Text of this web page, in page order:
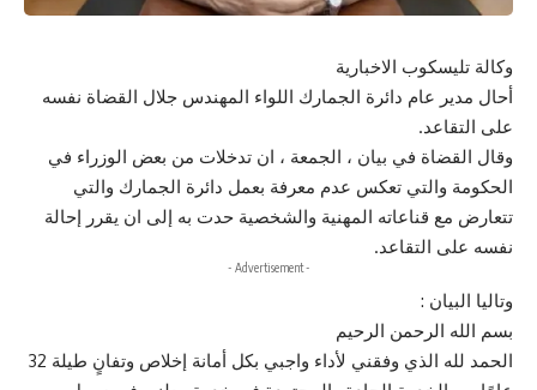
وكالة تليسكوب الاخبارية
أحال مدير عام دائرة الجمارك اللواء المهندس جلال القضاة نفسه
على التقاعد.
وقال القضاة في بيان ، الجمعة ، ان تدخلات من بعض الوزراء في
الحكومة والتي تعكس عدم معرفة بعمل دائرة الجمارك والتي
تتعارض مع قناعاته المهنية والشخصية حدت به إلى ان يقرر إحالة
نفسه على التقاعد.
- Advertisement -
وتاليا البيان :
‎الحمد لله الذي وفقني لأداء واجبي بكل أمانة إخلاص وتفانٍ طيلة 32